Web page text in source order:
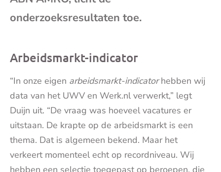
onderzoeksresultaten toe.
Arbeidsmarkt-indicator
“In onze eigen arbeidsmarkt-indicatorhebben wij
data van het UWV en Werk.nl verwerkt,” legt
Duijn uit. “De vraag was hoeveel vacatures er
uitstaan. De krapte op de arbeidsmarkt is een
thema. Dat is algemeen bekend. Maar het
verkeert momenteel echt op recordniveau. Wij